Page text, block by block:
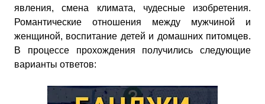
явления, смена климата, чудесные изобретения.
Романтические отношения между мужчиной и
женщиной, воспитание детей и домашних питомцев.
В процессе прохождения получились следующие
варианты ответов: